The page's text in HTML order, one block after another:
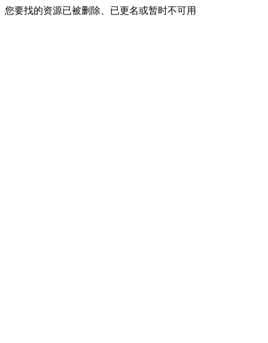
您要找的资源已被删除、已更名或暂时不可用